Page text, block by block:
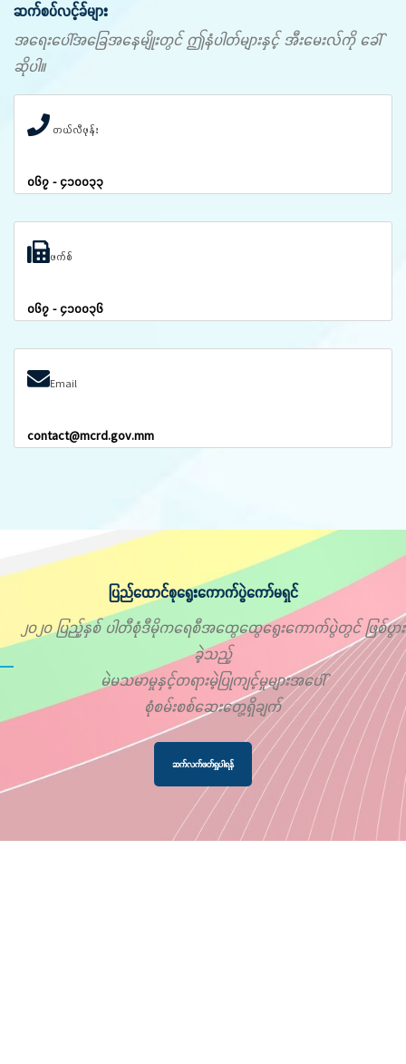
ဆက်စပ်လင့်ခ်များ
အရေးပေါ်အခြေအနေမျိုးတွင် ဤနံပါတ်များနှင့် အီးမေးလ်ကို ခေါ်
ဆိုပါ။
တယ်လီဖုန်း
၀၆၇ - ၄၁၀၀၃၃
ဖက်စ်
၀၆၇ - ၄၁၀၀၃၆
Email
contact@mcrd.gov.mm
ပြည်ထောင်စုရွေးကောက်ပွဲကော်မရှင်
၂၀၂၀ ပြည့်နှစ် ပါတီစုံဒီမိုကရေစီအထွေထွေရွေးကောက်ပွဲတွင် ဖြစ်ပွား
ခဲ့သည့်
မဲမသမာမှုနှင့်တရားမဲ့ပြုကျင့်မှုများအပေါ်
စုံစမ်းစစ်ဆေးတွေ့ရှိချက်
ဆက်လက်ဖတ်ရှုပါရန်